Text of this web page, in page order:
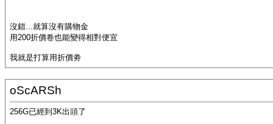
沒錯...就算沒有購物金
用200折價卷也能變得相對便宜
我就是打算用折價劵
oScARSh
256G已經到3K出頭了